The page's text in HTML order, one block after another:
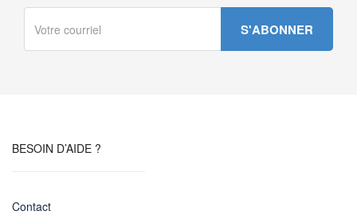
BESOIN D’AIDE ?
Contact